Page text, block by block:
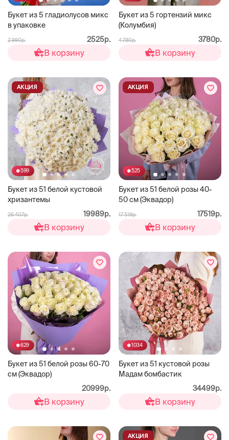
Букет из 5 гладиолусов микс
в упаковке
2 990р. 2525р.
В корзину
Букет из 5 гортензий микс
(Колумбия)
4 780р. 3780р.
В корзину
599
Букет из 51 белой кустовой
хризантемы
АКЦИЯ
26 407р. 19989р.
В корзину
525
Букет из 51 белой розы 40-
50 см (Эквадор)
АКЦИЯ
17 519р. 17519р.
В корзину
629
Букет из 51 белой розы 60-70
см (Эквадор)
20999р.
В корзину
1034
Букет из 51 кустовой розы
Мадам бомбастик
34499р.
В корзину
АКЦИЯ